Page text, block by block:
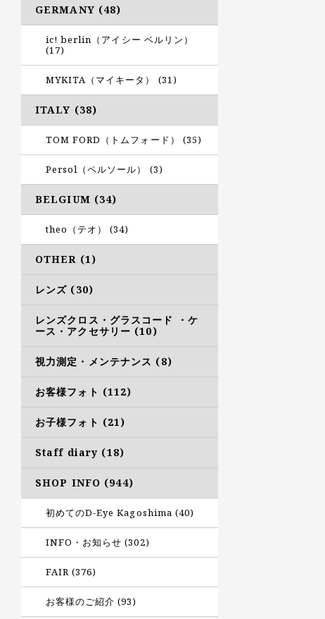
GERMANY (48)
ic! berlin（アイシー ベルリン）
(17)
MYKITA（マイキータ） (31)
ITALY (38)
TOM FORD（トムフォード） (35)
Persol（ペルソール） (3)
BELGIUM (34)
theo（テオ） (34)
OTHER (1)
レンズ (30)
レンズクロス・グラスコード ・ケ
ース・アクセサリー (10)
視力測定・メンテナンス (8)
お客様フォト (112)
お子様フォト (21)
Staff diary (18)
SHOP INFO (944)
初めてのD-Eye Kagoshima (40)
INFO・お知らせ (302)
FAIR (376)
お客様のご紹介 (93)